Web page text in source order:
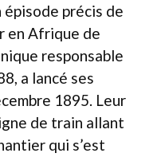
précis de
en Afrique de
responsable
a lancé ses
1895. Leur
de train allant
qui s’est